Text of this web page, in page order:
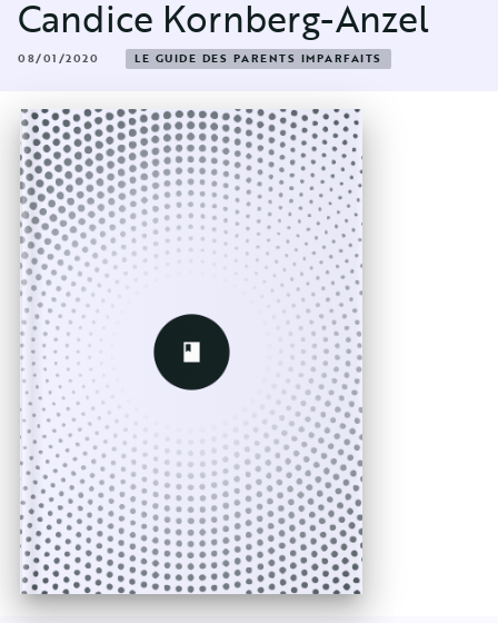
Candice Kornberg-Anzel
08/01/2020 LE GUIDE DES PARENTS IMPARFAITS